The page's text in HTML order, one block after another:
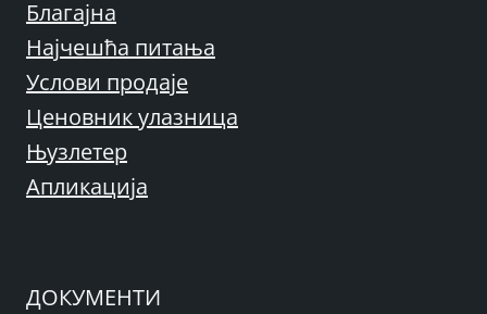
Благајна
Најчешћа питања
Услови продаје
Ценовник улазница
Њузлетер
Апликација
ДОКУМЕНТИ